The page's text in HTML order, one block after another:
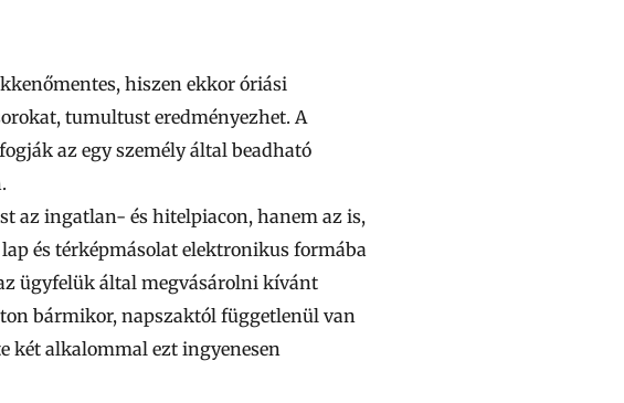
hiszen ekkor óriási
tumultust eredményezhet. A
az egy személy által beadható
az ingatlan- és hitelpiacon, hanem az is,
és térképmásolat elektronikus formába
ügyfelük által megvásárolni kívánt
bármikor, napszaktól függetlenül van
két alkalommal ezt ingyenesen